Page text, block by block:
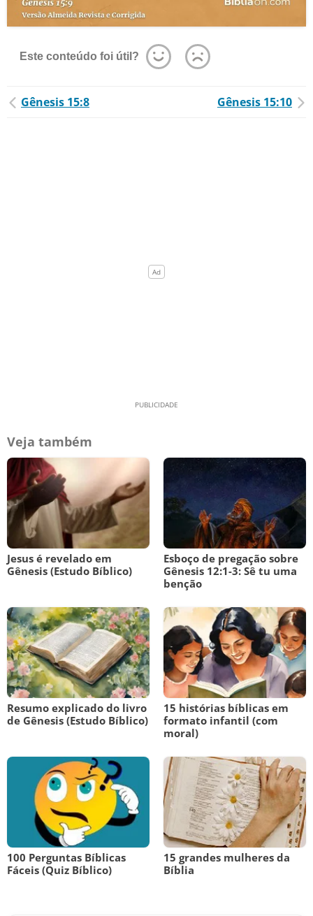
Este conteúdo foi útil?
Gênesis 15:8 Gênesis 15:10
Veja também
Jesus é revelado em
Gênesis (Estudo Bíblico)
Esboço de pregação sobre
Gênesis 12:1-3: Sê tu uma
benção
Resumo explicado do livro
de Gênesis (Estudo Bíblico)
15 histórias bíblicas em
formato infantil (com
moral)
100 Perguntas Bíblicas
Fáceis (Quiz Bíblico)
15 grandes mulheres da
Bíblia